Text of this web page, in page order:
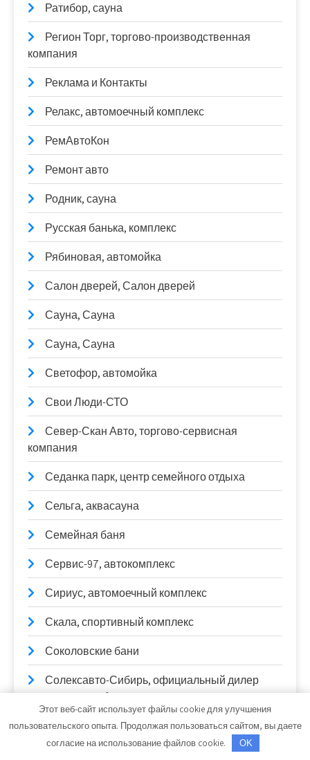
Ратибор, сауна
Регион Торг, торгово-производственная
компания
Реклама и Контакты
Релакс, автомоечный комплекс
РемАвтоКон
Ремонт авто
Родник, сауна
Русская банька, комплекс
Рябиновая, автомойка
Салон дверей, Салон дверей
Сауна, Сауна
Сауна, Сауна
Светофор, автомойка
Свои Люди-СТО
Север-Скан Авто, торгово-сервисная
компания
Седанка парк, центр семейного отдыха
Сельга, аквасауна
Семейная баня
Сервис-97, автокомплекс
Сириус, автомоечный комплекс
Скала, спортивный комплекс
Соколовские бани
Солексавто-Сибирь, официальный дилер
Sitrak, Howo, Daf
Спорт-баня
Этот веб-сайт использует файлы cookie для улучшения
пользовательского опыта. Продолжая пользоваться сайтом, вы даете
согласие на использование файлов cookie.
OK